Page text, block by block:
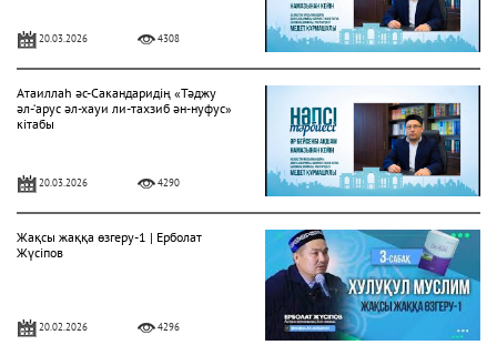
20.03.2026 4308
Атаиллаһ әс-Сакандаридің «Тәджу
әл-‘арус әл-хауи ли-тахзиб ән-нуфус»
кітабы
20.03.2026 4290
Жақсы жаққа өзгеру-1 | Ерболат
Жүсіпов
20.02.2026 4296